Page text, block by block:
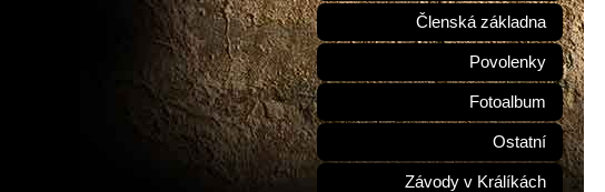
Členská základna
Povolenky
Fotoalbum
Ostatní
Závody v Králíkách